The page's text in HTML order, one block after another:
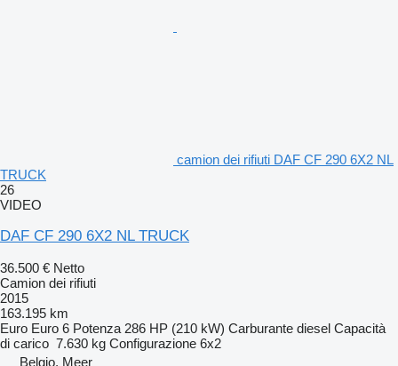
camion dei rifiuti DAF CF 290 6X2 NL
TRUCK
26
VIDEO
DAF CF 290 6X2 NL TRUCK
36.500 € Netto
Camion dei rifiuti
2015
163.195 km
Euro Euro 6 Potenza 286 HP (210 kW) Carburante diesel Capacità
di carico 7.630 kg Configurazione 6x2
Belgio, Meer